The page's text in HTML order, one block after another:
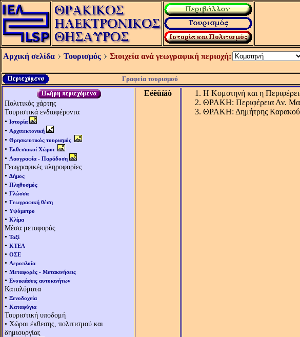
Αρχική σελίδα Τουρισμός Στοιχεία ανά γεωγραφική περιοχή:
Γραφεία τουρισμού
Πολιτικός χάρτης
Τουριστικά ενδιαφέροντα
• Ιστορία
• Αρχιτεκτονική
• Θρησκευτικός τουρισμός
• Εκθεσιακοί Χώροι
• Λαογραφία - Παράδοση
Γεωγραφικές πληροφορίες
• Δήμος
• Πληθυσμός
• Γλώσσα
• Γεωγραφική θέση
• Υψόμετρο
• Κλίμα
Μέσα μεταφοράς
• Ταξί
• ΚΤΕΛ
• ΟΣΕ
• Αεροπλοΐα
• Μεταφορές - Μετακινήσεις
• Ενοικιάσεις αυτοκινήτων
Καταλύματα
• Ξενοδοχεία
• Καταφύγια
Τουριστική υποδομή
• Χώροι έκθεσης, πολιτισμού και
δημιουργίας
Eéêüíåò
Η Κομοτηνή και η
ΘΡΑΚΗ: Περιφέρεια Αν.
ΘΡΑΚΗ: Δημήτρης